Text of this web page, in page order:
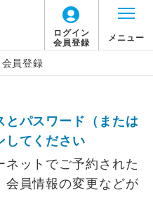
ログイン
会員登録
メニュー
員登録
とパスワード（または
してください
ネットでご予約された
会員情報の変更などが